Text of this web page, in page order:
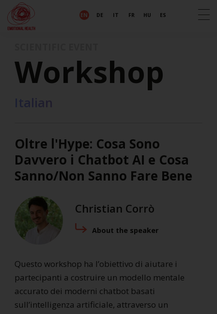
EN DE IT FR HU ES
Workshop
Italian
Oltre l'Hype: Cosa Sono
Davvero i Chatbot AI e Cosa
Sanno/Non Sanno Fare Bene
Christian Corrò
About the speaker
Questo workshop ha l’obiettivo di aiutare i
partecipanti a costruire un modello mentale
accurato dei moderni chatbot basati
sull’intelligenza artificiale, attraverso un